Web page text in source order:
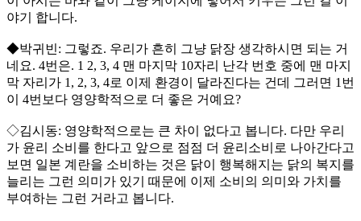
야기 합니다.
◆박귀빈: 그렇죠. 우리가 흔히 그냥 닭장 생각하시면 되는 거
네요. 4번은. 1 2, 3, 4 맨 마지막 10자리 난각 번호 중에 맨 마지
막 자리가 1, 2, 3, 4로 이제 환경이 달라진다는 건데 그러면 1번
이 4번보다 영양학적으로 더 좋은 거예요?
◇김시동: 영양학적으로는 큰 차이 없다고 봅니다. 다만 우리
가 윤리 소비를 한다고 앞으로 점점 더 윤리소비로 나아간다고
보면 일본 계란을 소비하는 것은 닭이 행복해지는 닭의 복지를
늘리는 그런 의미가 있기 때문에 이제 소비의 의미와 가치를
부여하는 그런 거라고 봅니다.